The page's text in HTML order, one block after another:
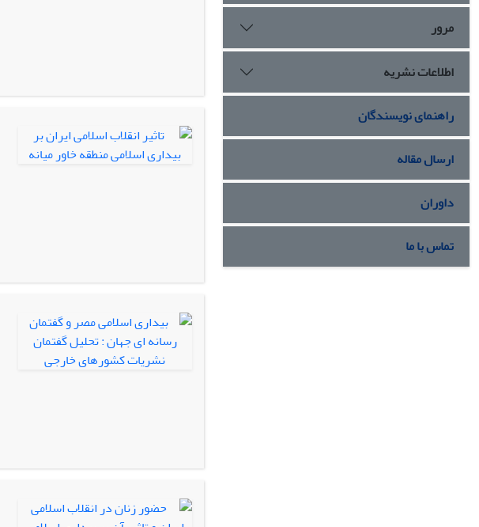
مرور
اطلاعات نشریه
راهنمای نویسندگان
ارسال مقاله
داوران
تماس با ما